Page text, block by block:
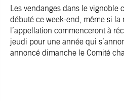
Les vendanges dans le vignoble
débuté ce week-end, même si
l’appellation commenceront à
jeudi pour une année qui
annoncé dimanche le Comité